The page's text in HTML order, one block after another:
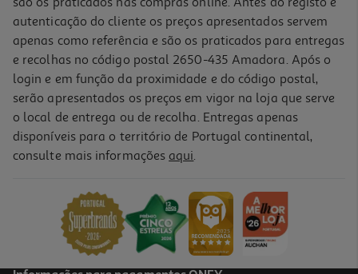
Copo Nuk Aprendizagem +8meses 230ml
16,51 €
autenticação do cliente os preços apresentados servem
apenas como referência e são os praticados para entregas
e recolhas no código postal 2650-435 Amadora. Após o
login e em função da proximidade e do código postal,
serão apresentados os preços em vigor na loja que serve
o local de entrega ou de recolha. Entregas apenas
disponíveis para o território de Portugal continental,
consulte mais informações aqui.